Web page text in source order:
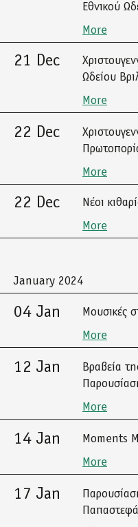
Εθνικού
More
21 Dec
Ωδείου
More
22 Dec
More
22 Dec
Νέοι
More
January 2024
04 Jan
Μουσικές
More
12 Jan
Βραβεία
More
14 Jan
Moments
More
17 Jan